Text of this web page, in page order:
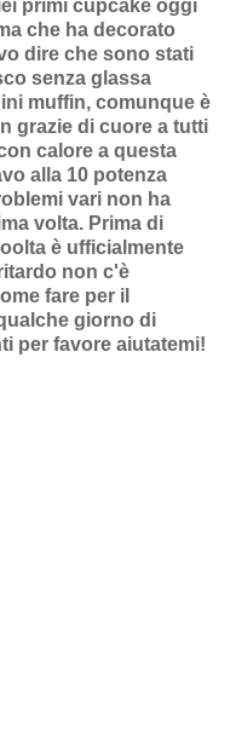
primi cupcake oggi
che ha decorato
dire che sono stati
senza glassa
muffin, comunque è
grazie di cuore a tutti
calore a questa
alla 10 potenza
vari non ha
volta. Prima di
è ufficialmente
non c'è
fare per il
giorno di
per favore aiutatemi!